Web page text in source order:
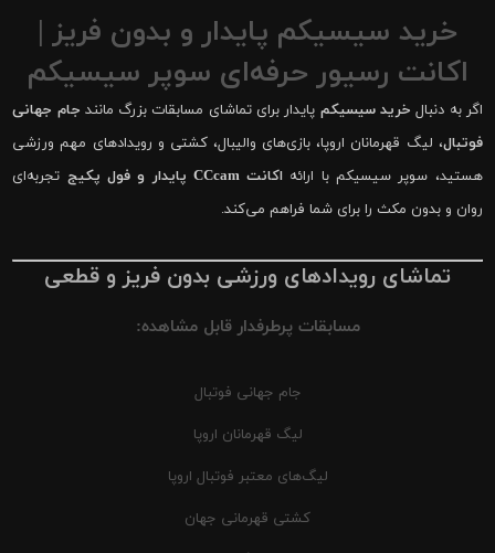
خرید سیسیکم پایدار و بدون فریز |
اکانت رسیور حرفه‌ای سوپر سیسیکم
اگر به دنبال خرید سیسیکم پایدار برای تماشای مسابقات بزرگ مانند جام جهانی
فوتبال، لیگ قهرمانان اروپا، بازی‌های والیبال، کشتی و رویدادهای مهم ورزشی
هستید، سوپر سیسیکم با ارائه اکانت CCcam پایدار و فول پکیج
تجربه‌ای
روان و بدون مکث را برای شما فراهم می‌کند.
تماشای رویدادهای ورزشی بدون فریز و قطعی
مسابقات پرطرفدار قابل مشاهده:
جام جهانی فوتبال
لیگ قهرمانان اروپا
لیگ‌های معتبر فوتبال اروپا
کشتی قهرمانی جهان